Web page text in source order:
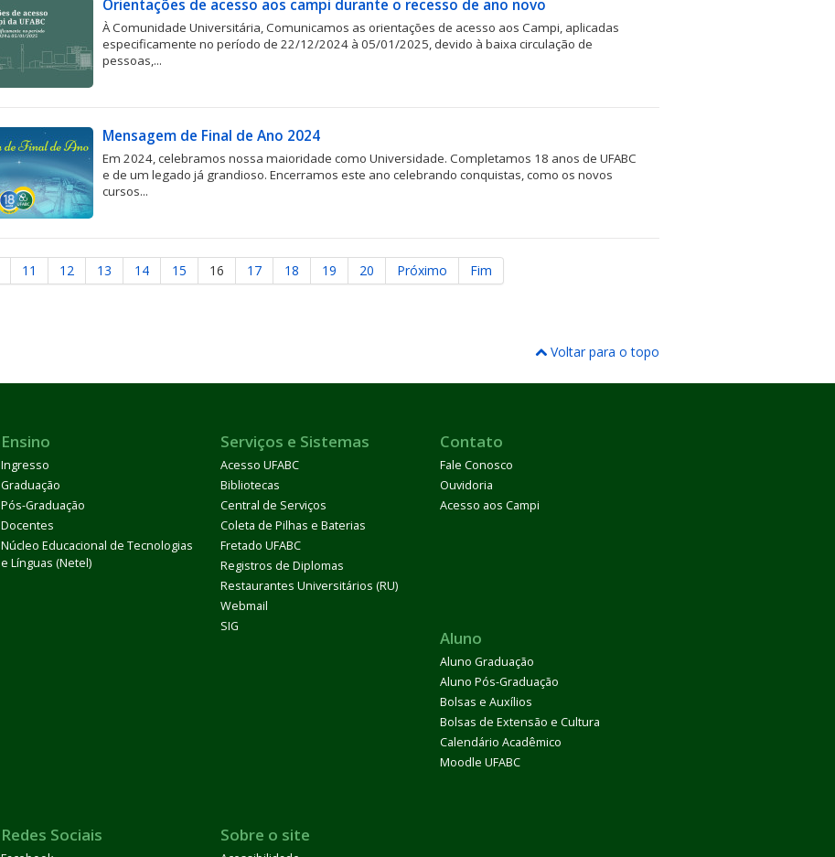
Orientações de acesso aos campi durante o recesso de ano novo
À Comunidade Universitária, Comunicamos as orientações de acesso aos Campi, aplicadas
especificamente no período de 22/12/2024 à 05/01/2025, devido à baixa circulação de
pessoas,...
Mensagem de Final de Ano 2024
Em 2024, celebramos nossa maioridade como Universidade. Completamos 18 anos de UFABC
e de um legado já grandioso. Encerramos este ano celebrando conquistas, como os novos
cursos...
11 12 13 14 15 16 17 18 19 20 Próximo Fim
Voltar para o topo
Ensino
Ingresso
Graduação
Pós-Graduação
Docentes
Núcleo Educacional de Tecnologias
e Línguas (Netel)
Serviços e Sistemas
Acesso UFABC
Bibliotecas
Central de Serviços
Coleta de Pilhas e Baterias
Fretado UFABC
Registros de Diplomas
Restaurantes Universitários (RU)
Webmail
SIG
Contato
Fale Conosco
Ouvidoria
Acesso aos Campi
Aluno
Aluno Graduação
Aluno Pós-Graduação
Bolsas e Auxílios
Bolsas de Extensão e Cultura
Calendário Acadêmico
Moodle UFABC
Redes Sociais Sobre o site